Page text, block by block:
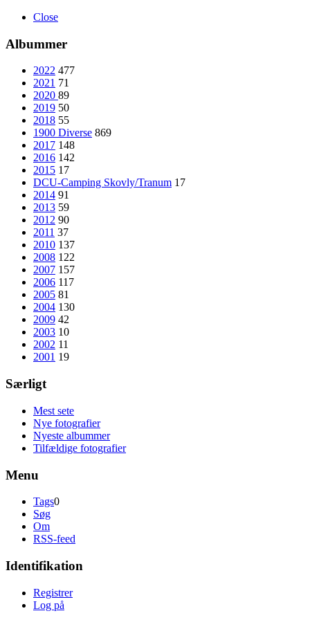
Close
Albummer
2022 477
2021 71
2020 89
2019 50
2018 55
1900 Diverse 869
2017 148
2016 142
2015 17
DCU-Camping Skovly/Tranum 17
2014 91
2013 59
2012 90
2011 37
2010 137
2008 122
2007 157
2006 117
2005 81
2004 130
2009 42
2003 10
2002 11
2001 19
Særligt
Mest sete
Nye fotografier
Nyeste albummer
Tilfældige fotografier
Menu
Tags0
Søg
Om
RSS-feed
Identifikation
Registrer
Log på